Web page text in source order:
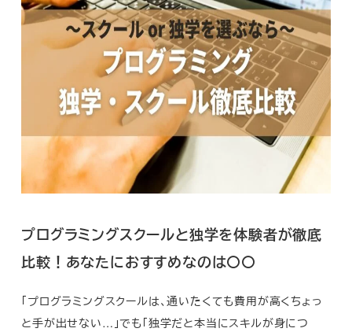
プログラミングスクールと独学を体験者が徹底
比較！あなたにおすすめなのは〇〇
「プログラミングスクールは、通いたくても費用が高くちょっ
と手が出せない…」でも「独学だと本当にスキルが身につ